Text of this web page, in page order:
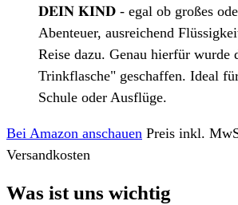
𝐃𝐄𝐈𝐍 𝐊𝐈𝐍𝐃 - egal ob großes
Abenteuer, ausreichend
Reise dazu. Genau hierfür wurde
Trinkflasche" geschaffen. Ideal
Schule oder Ausflüge.
Bei Amazon anschauen Preis inkl.
Versandkosten
Was ist uns wichtig